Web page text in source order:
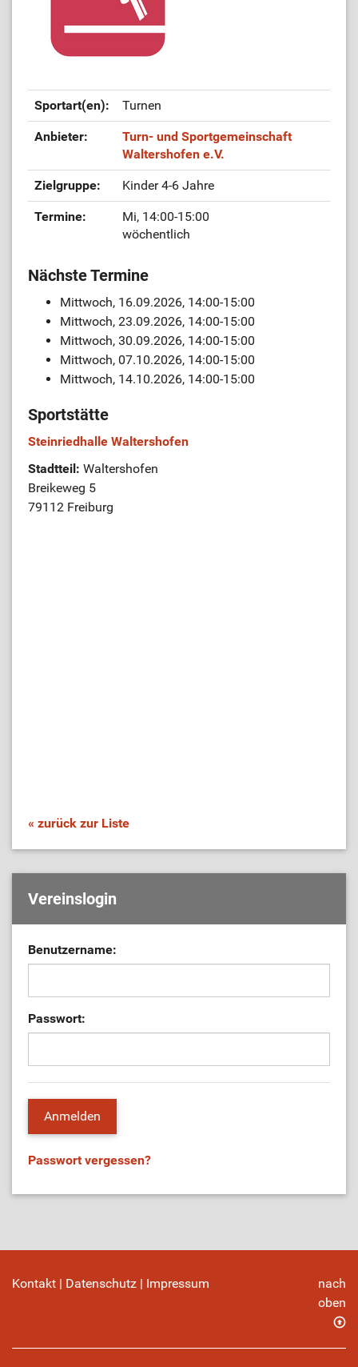
Sportart(en): Turnen
Anbieter:
Turn- und Sportgemeinschaft
Waltershofen e.V.
Zielgruppe: Kinder 4-6 Jahre
Termine:
Mi, 14:00-15:00
wöchentlich
Nächste Termine
Mittwoch, 16.09.2026, 14:00-15:00
Mittwoch, 23.09.2026, 14:00-15:00
Mittwoch, 30.09.2026, 14:00-15:00
Mittwoch, 07.10.2026, 14:00-15:00
Mittwoch, 14.10.2026, 14:00-15:00
Sportstätte
Steinriedhalle Waltershofen
Stadtteil: Waltershofen
Breikeweg 5
79112 Freiburg
« zurück zur Liste
Vereinslogin
Benutzername:
Passwort:
Passwort vergessen?
Kontakt | Datenschutz | Impressum
nach
oben